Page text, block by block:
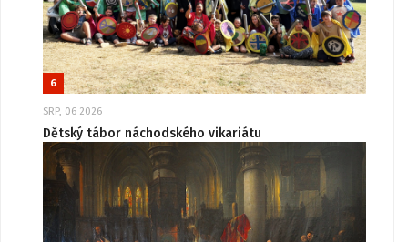
6
SRP, 06 2026
Dětský tábor náchodského vikariátu